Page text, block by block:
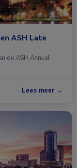
ASH Late
de ASH Annual
Lees meer →